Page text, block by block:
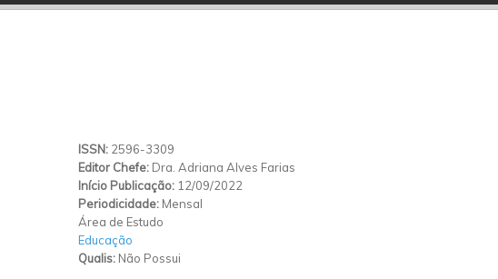
ISSN: 2596-3309
Editor Chefe: Dra. Adriana Alves Farias
Início Publicação: 12/09/2022
Periodicidade: Mensal
Área de Estudo
Educação
Qualis: Não Possui